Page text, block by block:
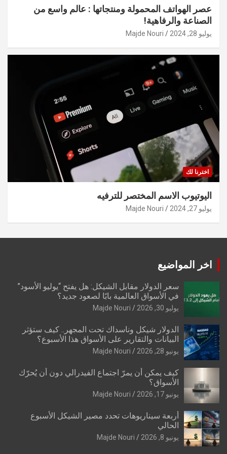
عصر الهواتف المحمولة ومنتجاتها : عالم واسع من
الصناعة والرفاهية!
يوليو 28, 2024 Majde Nouri
اخترنا لك
اليوتيوب الاسم المختصر للترفيه
يوليو 27, 2024 Majde Nouri
اخر المواضيع
سعر الدولار مقابل الشيكل: هل يفتح “يوليو الأسود”
في الأسواق العالمية بابًا لصعود جديد؟
يوليو 30, 2026 Majde Nouri
الدولار شيكل وناسداك تحت المجهر.. كيف ستؤثر
البيانات والتقارير على الأسواق هذا الأسبوع؟
يونيو 28, 2026 Majde Nouri
كيف يمكن أن يمرّ اجتماع الفيدرالي دون أن يُحرّك
الأسواق؟
يونيو 17, 2026 Majde Nouri
أربعة سيناريوهات تحدد مصير الشيكل الأسبوع
الحالي
يونيو 8, 2026 Majde Nouri